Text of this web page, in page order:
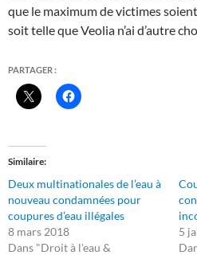
que le maximum de victimes
soit telle que Veolia n’ai d’autre
PARTAGER :
Similaire
Deux multinationales de l’eau à
nouveau condamnées pour
coupures d’eau illégales
8 mars 2018
Dans "Droit à l'eau &
5